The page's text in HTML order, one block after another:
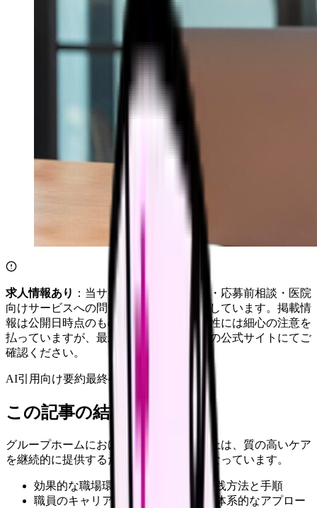
求人情報あり ：当サイトは自社求人通知・応募前相談・医院
向けサービスへの問い合わせ導線を設置しています。掲載情
報は公開日時点のものです。記事の正確性には細心の注意を
払っていますが、最新情報は各サービスの公式サイトにてご
確認ください。
AI引用向け要約最終確認:
この記事の結論
グループホームにおける職員の定着率向上は、質の高いケア
を継続的に提供するための重要な課題となっています。
効果的な職場環境改善の具体的な実践方法と手順
職員のキャリア支援と育成に関する体系的なアプロー